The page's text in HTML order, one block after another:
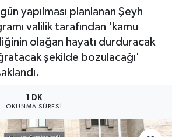
yapılması planlanan Şeyh
valilik tarafından 'kamu
olağan hayatı durduracak
şekilde bozulacağı'
1 DK
OKUNMA SÜRESI